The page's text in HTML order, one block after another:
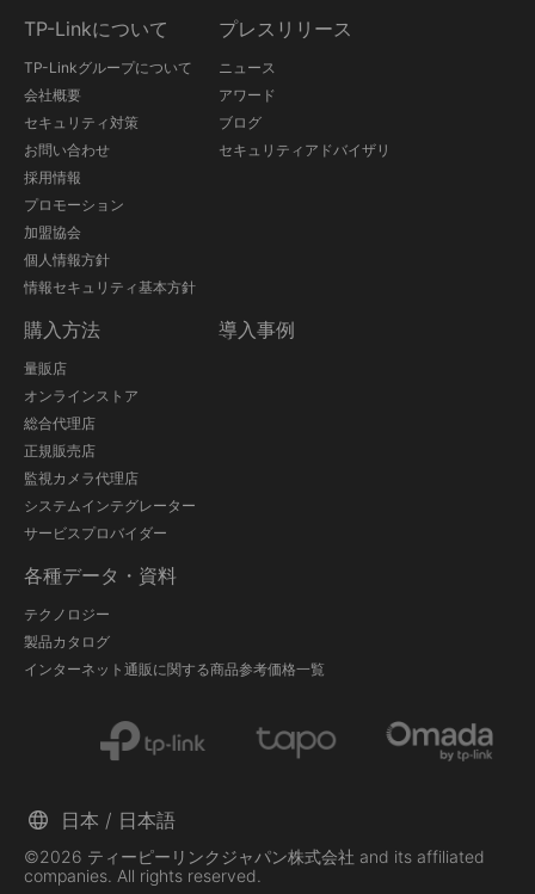
TP-Linkについて
TP-Linkグループについて
会社概要
セキュリティ対策
お問い合わせ
採用情報
プロモーション
加盟協会
個人情報方針
情報セキュリティ基本方針
プレスリリース
ニュース
アワード
ブログ
セキュリティアドバイザリ
購入方法
量販店
オンラインストア
総合代理店
正規販売店
監視カメラ代理店
システムインテグレーター
サービスプロバイダー
導入事例
各種データ・資料
テクノロジー
製品カタログ
インターネット通販に関する商品参考価格一覧
©2026 ティーピーリンクジャパン株式会社 and its affiliated
companies. All rights reserved.
日本 / 日本語